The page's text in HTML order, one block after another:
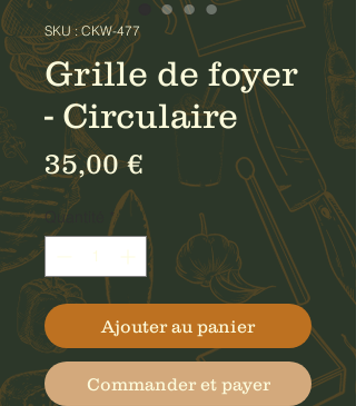
SKU : CKW-477
Grille de foyer
- Circulaire
35,00 €
Quantité *
Ajouter au panier
Commander et payer